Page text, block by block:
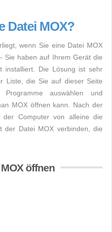
Datei MOX?
wenn Sie eine Datei MOX
Sie haben auf Ihrem Gerät die
installiert. Die Lösung ist sehr
Liste, die Sie auf dieser Seite
auswählen und
MOX öffnen kann. Nach der
der Computer von alleine die
der Datei MOX verbinden, die
öffnen